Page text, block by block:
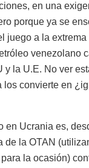
en una
porque ya se
juego a la extrema
venezolano
y la U.E. No ver
los convierte en
en Ucrania es,
de la OTAN
la ocasión)